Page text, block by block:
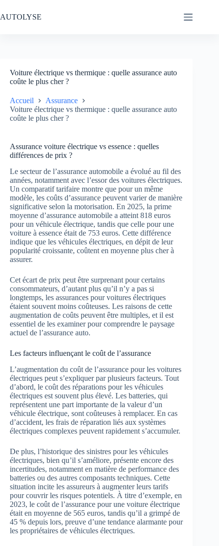
au
contenu
AUTOLYSE
Voiture électrique vs thermique : quelle assurance auto
coûte le plus cher ?
Accueil
Assurance
Voiture électrique vs thermique : quelle assurance auto
coûte le plus cher ?
Assurance voiture électrique vs essence : quelles
différences de prix ?
Le secteur de l’assurance automobile a évolué au fil des
années, notamment avec l’essor des voitures électriques.
Un comparatif tarifaire montre que pour un même
modèle, les coûts d’assurance peuvent varier de manière
significative selon la motorisation. En 2025, la prime
moyenne d’assurance automobile a atteint 818 euros
pour un véhicule électrique, tandis que celle pour une
voiture à essence était de 753 euros. Cette différence
indique que les véhicules électriques, en dépit de leur
popularité croissante, coûtent en moyenne plus cher à
assurer.
Cet écart de prix peut être surprenant pour certains
consommateurs, d’autant plus qu’il n’y a pas si
longtemps, les assurances pour voitures électriques
étaient souvent moins coûteuses. Les raisons de cette
augmentation de coûts peuvent être multiples, et il est
essentiel de les examiner pour comprendre le paysage
actuel de l’assurance auto.
Les facteurs influençant le coût de l’assurance
L’augmentation du coût de l’assurance pour les voitures
électriques peut s’expliquer par plusieurs facteurs. Tout
d’abord, le coût des réparations pour les véhicules
électriques est souvent plus élevé. Les batteries, qui
représentent une part importante de la valeur d’un
véhicule électrique, sont coûteuses à remplacer. En cas
d’accident, les frais de réparation liés aux systèmes
électriques complexes peuvent rapidement s’accumuler.
De plus, l’historique des sinistres pour les véhicules
électriques, bien qu’il s’améliore, présente encore des
incertitudes, notamment en matière de performance des
batteries ou des autres composants techniques. Cette
situation incite les assureurs à augmenter leurs tarifs
pour couvrir les risques potentiels. À titre d’exemple, en
2023, le coût de l’assurance pour une voiture électrique
était en moyenne de 565 euros, tandis qu’il a grimpé de
45 % depuis lors, preuve d’une tendance alarmante pour
les propriétaires de véhicules électriques.